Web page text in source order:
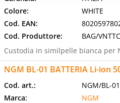
Colore:
WHITE
Cod. EAN:
Cod. Produttore:
BAG/VNTTC
Custodia in similpelle bianca per
NGM BL-01 BATTERIA Li-ion
Cod. art.:
NGM/BL-01
Marca:
NGM